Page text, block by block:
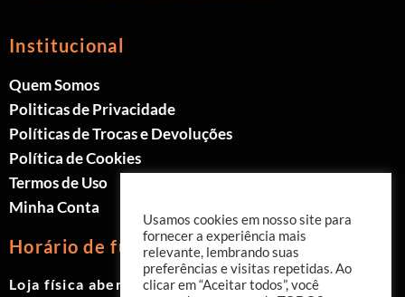
Institucional
Quem Somos
Politicas de Privacidade
Políticas de Trocas e Devoluções
Política de Cookies
Termos de Uso
Minha Conta
Horário de funcionamento
Loja física aberta de Segunda à Sábado.
Usamos cookies em nosso site para
fornecer a experiência mais
relevante, lembrando suas
preferências e visitas repetidas. Ao
clicar em “Aceitar todos”, você